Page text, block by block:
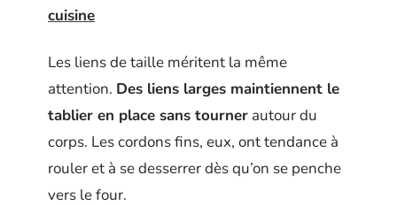
cuisine
Les liens de taille méritent la même
attention. Des liens larges maintiennent le
tablier en place sans tourner autour du
corps. Les cordons fins, eux, ont tendance à
rouler et à se desserrer dès qu’on se penche
vers le four.